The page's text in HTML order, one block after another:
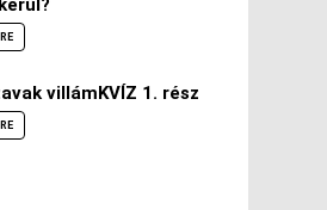
villámKVÍZ 1. rész